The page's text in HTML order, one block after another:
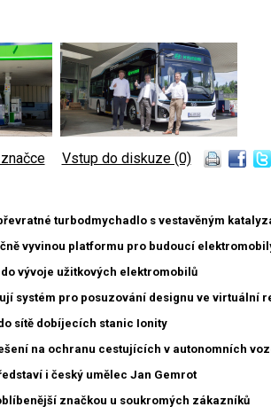
Vstup do diskuze (0)
turbodmychadlo s vestavěným
vyvinou platformu pro budoucí
vývoje užitkových elektromobilů
systém pro posuzování designu ve virtuální
sítě dobíjecích stanic Ionity
na ochranu cestujících v autonomních
i český umělec Jan Gemrot
značkou u soukromých zákazníků